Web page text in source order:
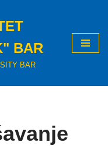
BAR
BAR